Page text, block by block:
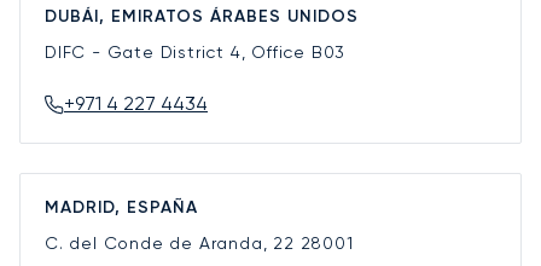
DUBÁI, EMIRATOS ÁRABES UNIDOS
DIFC - Gate District 4, Office B03
+971 4 227 4434
MADRID, ESPAÑA
C. del Conde de Aranda, 22 28001